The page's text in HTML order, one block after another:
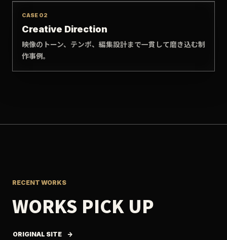
CASE 02
Creative Direction
映像のトーン、テンポ、編集設計まで一貫して磨き込む制
作事例。
RECENT WORKS
WORKS PICK UP
ORIGINAL SITE